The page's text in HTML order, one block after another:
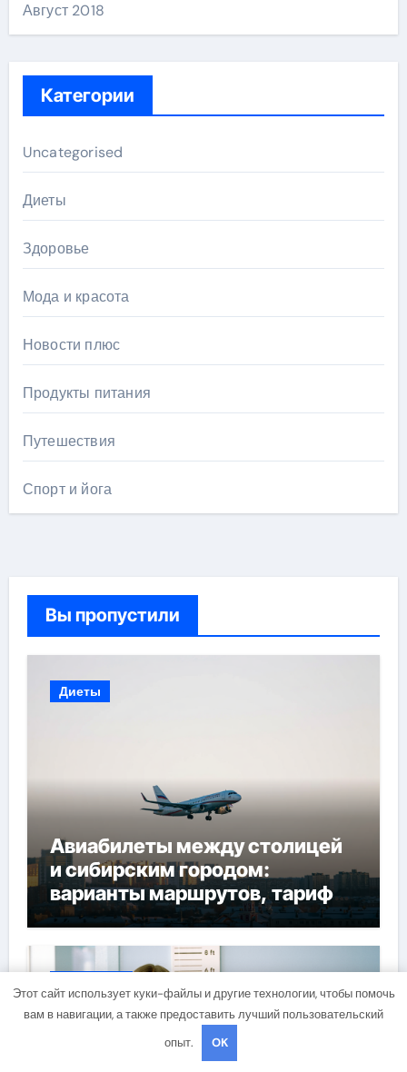
Август 2018
Категории
Uncategorised
Диеты
Здоровье
Мода и красота
Новости плюс
Продукты питания
Путешествия
Спорт и йога
Вы пропустили
Диеты
Авиабилеты между столицей
и сибирским городом:
варианты маршрутов, тарифы
и советы по планированию
поездки
Этот сайт использует куки-файлы и другие технологии, чтобы помочь
вам в навигации, а также предоставить лучший пользовательский
опыт.
OK